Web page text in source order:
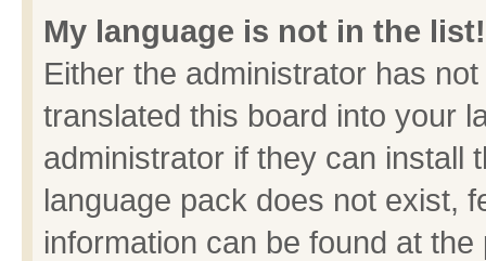
My language is not in the list!
Either the administrator has
translated this board into your
administrator if they can install
language pack does not exist,
information can be found at